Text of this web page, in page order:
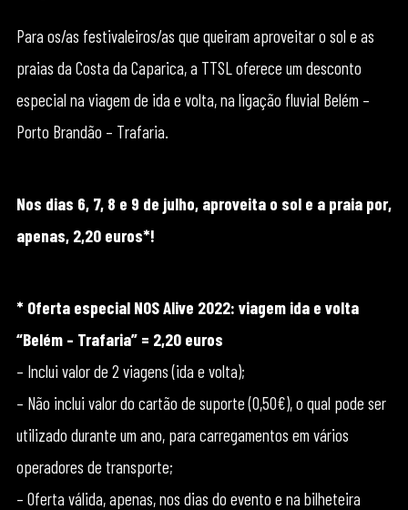
Para os/as festivaleiros/as que queiram aproveitar o sol e as
praias da Costa da Caparica, a TTSL oferece um desconto
especial na viagem de ida e volta, na ligação fluvial Belém –
Porto Brandão – Trafaria.
Nos dias 6, 7, 8 e 9 de julho, aproveita o sol e a praia por,
apenas, 2,20 euros*!
* Oferta especial NOS Alive 2022: viagem ida e volta
“Belém – Trafaria” = 2,20 euros
– Inclui valor de 2 viagens (ida e volta);
– Não inclui valor do cartão de suporte (0,50€), o qual pode ser
utilizado durante um ano, para carregamentos em vários
operadores de transporte;
– Oferta válida, apenas, nos dias do evento e na bilheteira